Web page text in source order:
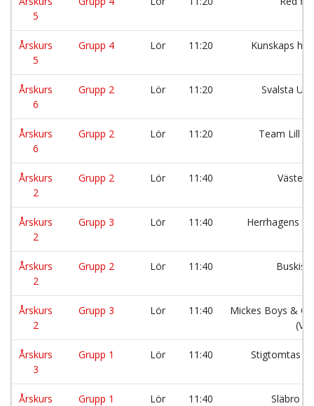
5
Årskurs
5
Grupp 4 Lör 11:20 Kunskaps
Årskurs
6
Grupp 2 Lör 11:20 Svalsta
Årskurs
6
Grupp 2 Lör 11:20 Team Lill
Årskurs
2
Grupp 2 Lör 11:40 Väster
Årskurs
2
Grupp 3 Lör 11:40 Herrhagens
Årskurs
2
Grupp 2 Lör 11:40
Årskurs
2
Grupp 3 Lör 11:40
Mickes Boys &
Årskurs
3
Grupp 1 Lör 11:40 Stigtomtas
Årskurs
Grupp 1 Lör 11:40 Släbro